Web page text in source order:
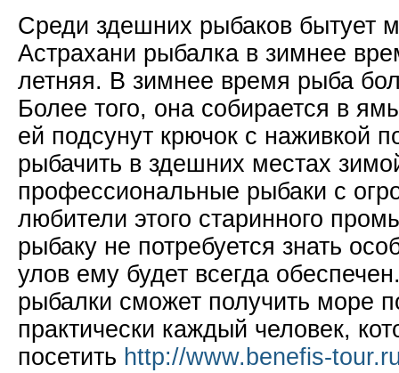
Среди здешних рыбаков бытует
Астрахани рыбалка в зимнее
летняя. В зимнее время рыба
Более того, она собирается в
ей подсунут крючок с наживкой
рыбачить в здешних местах
профессиональные рыбаки с
любители этого старинного
рыбаку не потребуется знать
улов ему будет всегда
рыбалки сможет получить море
практически каждый человек,
посетить http://www.benefis-